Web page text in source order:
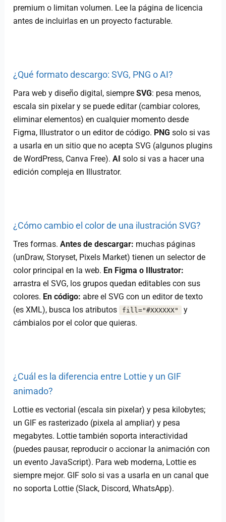
premium o limitan volumen. Lee la página de licencia
antes de incluirlas en un proyecto facturable.
¿Qué formato descargo: SVG, PNG o AI?
Para web y diseño digital, siempreSVG: pesa menos,
escala sin pixelar y se puede editar (cambiar colores,
eliminar elementos) en cualquier momento desde
Figma, Illustrator o un editor de código. PNG solo si vas
a usarla en un sitio que no acepta SVG (algunos plugins
de WordPress, Canva Free).AI solo si vas a hacer una
edición compleja en Illustrator.
¿Cómo cambio el color de una ilustración SVG?
Tres formas.Antes de descargar: muchas páginas
(unDraw, Storyset, Pixels Market) tienen un selector de
color principal en la web. En Figma o Illustrator:
arrastra el SVG, los grupos quedan editables con sus
colores. En código: abre el SVG con un editor de texto
(es XML), busca los atributos
fill="#XXXXXX"
y
cámbialos por el color que quieras.
¿Cuál es la diferencia entre Lottie y un GIF
animado?
Lottie es vectorial (escala sin pixelar) y pesa kilobytes;
un GIF es rasterizado (pixela al ampliar) y pesa
megabytes. Lottie también soporta interactividad
(puedes pausar, reproducir o accionar la animación con
un evento JavaScript). Para web moderna, Lottie es
siempre mejor. GIF solo si vas a usarla en un canal que
no soporta Lottie (Slack, Discord, WhatsApp).